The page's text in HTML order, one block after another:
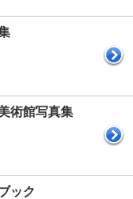
術館写真集
ック